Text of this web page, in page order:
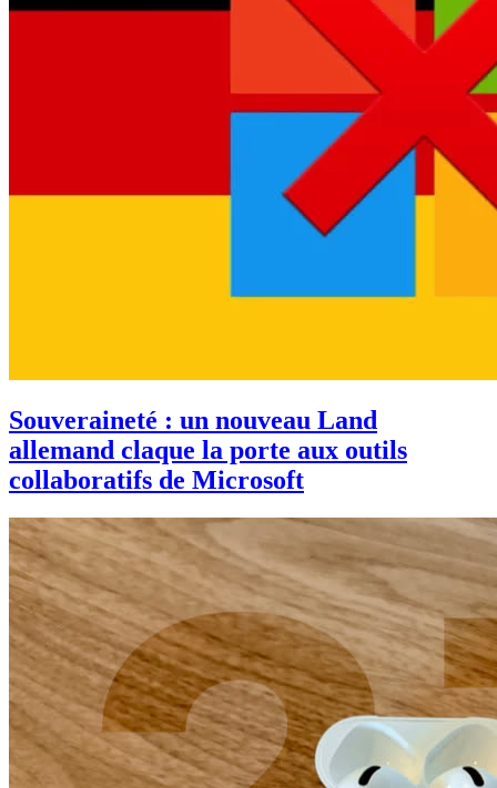
Souveraineté : un nouveau Land
allemand claque la porte aux outils
collaboratifs de Microsoft